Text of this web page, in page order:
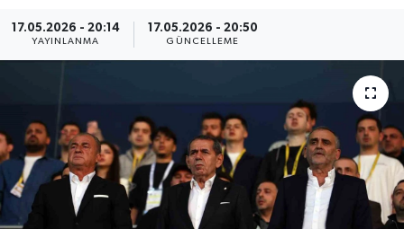
17.05.2026 - 20:14
YAYINLANMA
17.05.2026 - 20:50
GÜNCELLEME
Canlı Maç
Dış Haberler
Dünya
EĞİTİM